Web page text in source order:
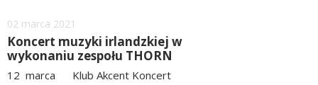
Dodano
02 marca 2021
Koncert muzyki irlandzkiej w
wykonaniu zespołu THORN
12 marca Klub Akcent Koncert